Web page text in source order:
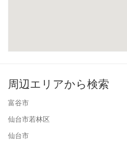
周辺エリアから検索
富谷市
仙台市若林区
仙台市